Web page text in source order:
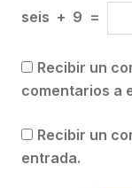
seis + 9 =
Recibir un
comentarios a
Recibir un
entrada.